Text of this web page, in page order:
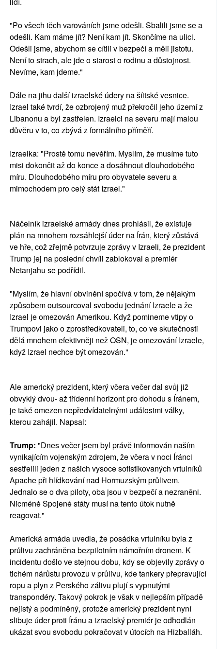
"Po všech těch varováních jsme odešli. Sbalili jsme se a
odešli. Kam máme jít? Není kam jít. Skončíme na ulici.
Odešli jsme, abychom se cítili v bezpečí a měli jistotu.
Není to strach, ale jde o starost o rodinu a důstojnost.
Nevíme, kam jdeme."
Dále na jihu další izraelské údery na šíitské vesnice.
Izrael také tvrdí, že ozbrojený muž překročil jeho území z
Libanonu a byl zastřelen. Izraelci na severu mají malou
důvěru v to, co zbývá z formálního příměří.
Izraelka: "Prostě tomu nevěřím. Myslím, že musíme tuto
misi dokončit až do konce a dosáhnout dlouhodobého
míru. Dlouhodobého míru pro obyvatele severu a
mimochodem pro celý stát Izrael."
Náčelník izraelské armády dnes prohlásil, že existuje
plán na mnohem rozsáhlejší úder na Írán, který zůstává
ve hře, což zřejmě potvrzuje zprávy v Izraeli, že prezident
Trump jej na poslední chvíli zablokoval a premiér
Netanjahu se podřídil.
"Myslím, že hlavní obvinění spočívá v tom, že nějakým
způsobem outsourcoval svobodu jednání Izraele a že
Izrael je omezován Amerikou. Když pomineme vtipy o
Trumpovi jako o zprostředkovateli, to, co ve skutečnosti
dělá mnohem efektivněji než OSN, je omezování Izraele,
když Izrael nechce být omezován."
Ale americký prezident, který včera večer dal svůj již
obvyklý dvou- až třídenní horizont pro dohodu s Íránem,
je také omezen nepředvídatelnými událostmi války,
kterou zahájil. Napsal:
Trump: "Dnes večer jsem byl právě informován naším
vynikajícím vojenským zdrojem, že včera v noci Íránci
sestřelili jeden z našich vysoce sofistikovaných vrtulníků
Apache při hlídkování nad Hormuzským průlivem.
Jednalo se o dva piloty, oba jsou v bezpečí a nezraněni.
Nicméně Spojené státy musí na tento útok nutně
reagovat."
Americká armáda uvedla, že posádka vrtulníku byla z
průlivu zachráněna bezpilotním námořním dronem. K
incidentu došlo ve stejnou dobu, kdy se objevily zprávy o
tichém nárůstu provozu v průlivu, kde tankery přepravující
ropu a plyn z Perského zálivu plují s vypnutými
transpondéry. Takový pokrok je však v nejlepším případě
nejistý a podmíněný, protože americký prezident nyní
slibuje úder proti Íránu a izraelský premiér je odhodlán
ukázat svou svobodu pokračovat v útocích na Hizballáh.